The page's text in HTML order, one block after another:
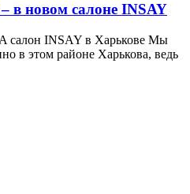
в новом салоне INSAY
салон INSAY в Харькове Мы
в этом районе Харькова, ведь